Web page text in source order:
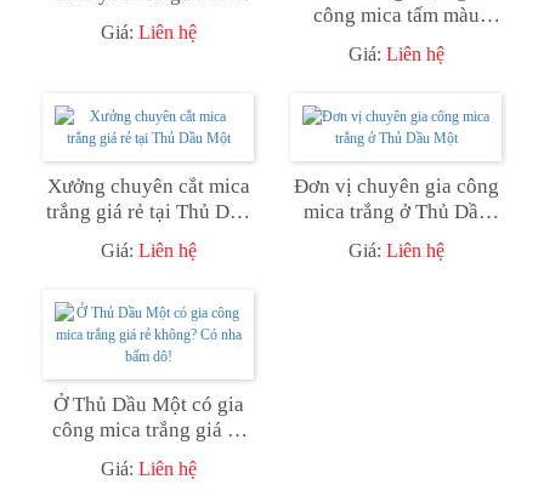
Dầu Một
Giá: Liên hệ
công mica tấm màu
trắng ở Thủ Dầu Một
Giá: Liên hệ
Xưởng chuyên cắt mica
trắng giá rẻ tại Thủ Dầu
Một
Giá: Liên hệ
Đơn vị chuyên gia công
mica trắng ở Thủ Dầu
Một
Giá: Liên hệ
Ở Thủ Dầu Một có gia
công mica trắng giá rẻ
không? Có nha bấm dô!
Giá: Liên hệ